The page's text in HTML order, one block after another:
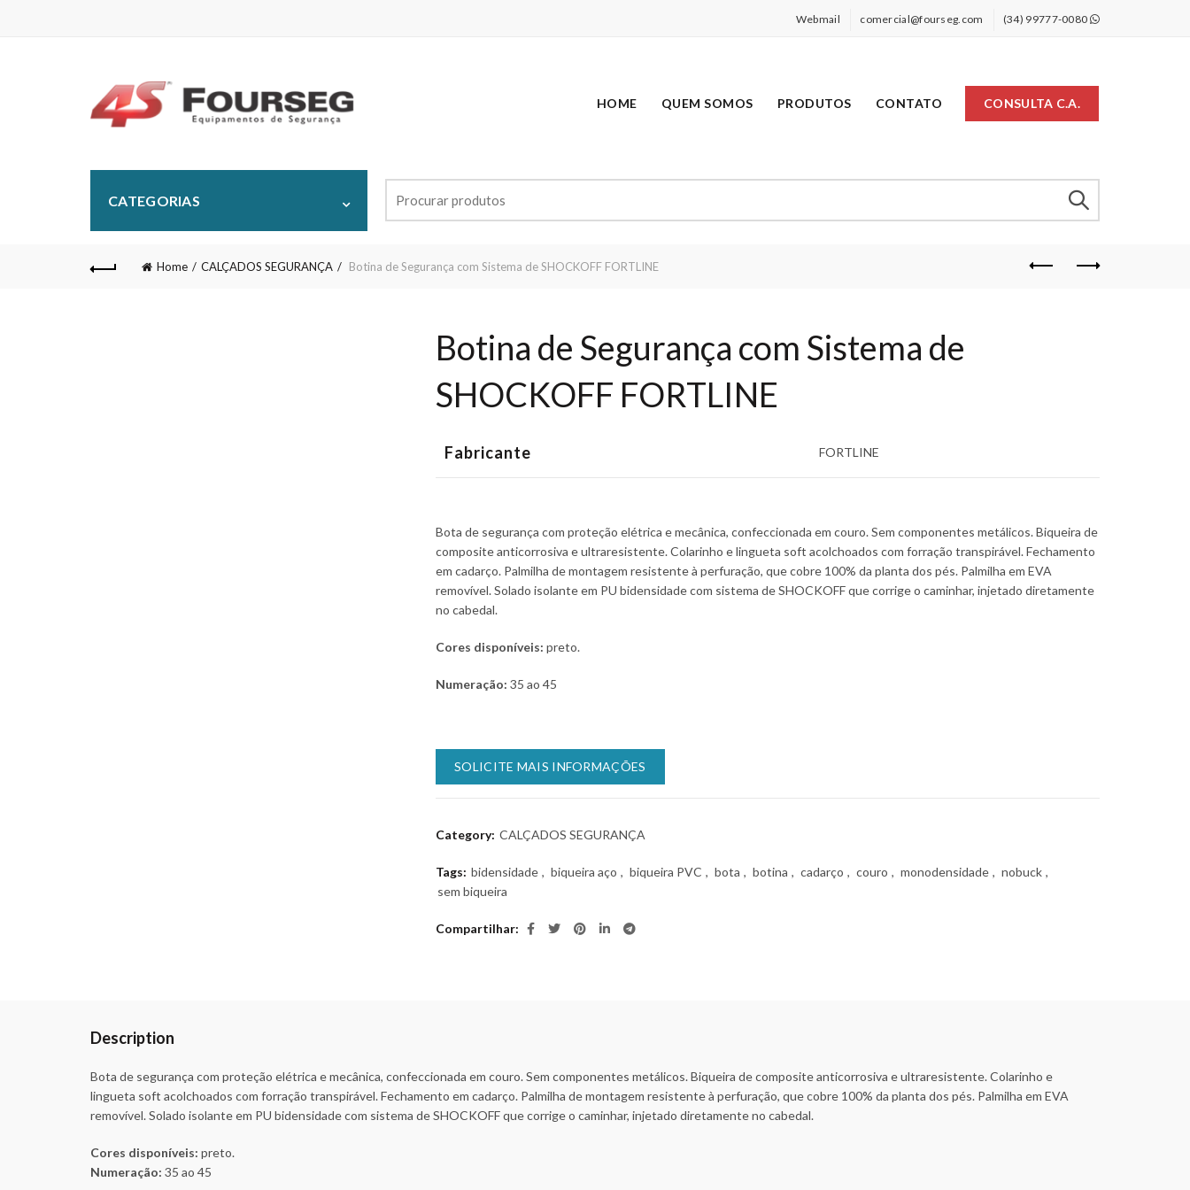
Webmail comercial@fourseg.com (34) 99777-0080
HOME QUEM SOMOS PRODUTOS CONTATO CONSULTA C.A.
CATEGORIAS
for:
Home CALÇADOS SEGURANÇA Botina de Segurança com Sistema de SHOCKOFF FORTLINE
Botina de Segurança com Sistema de
SHOCKOFF FORTLINE
Fabricante FORTLINE
Bota de segurança com proteção elétrica e mecânica, confeccionada em couro. Sem componentes metálicos. Biqueira de
composite anticorrosiva e ultraresistente. Colarinho e lingueta soft acolchoados com forração transpirável. Fechamento
em cadarço. Palmilha de montagem resistente à perfuração, que cobre 100% da planta dos pés. Palmilha em EVA
removível. Solado isolante em PU bidensidade com sistema de SHOCKOFF que corrige o caminhar, injetado diretamente
no cabedal.
Cores disponíveis: preto.
Numeração: 35 ao 45
SOLICITE MAIS INFORMAÇÕES
Category: CALÇADOS SEGURANÇA
Tags: bidensidade , biqueira aço , biqueira PVC , bota , botina , cadarço , couro , monodensidade , nobuck ,
sem biqueira
Compartilhar
Description
Bota de segurança com proteção elétrica e mecânica, confeccionada em couro. Sem componentes metálicos. Biqueira de composite anticorrosiva e ultraresistente. Colarinho e
lingueta soft acolchoados com forração transpirável. Fechamento em cadarço. Palmilha de montagem resistente à perfuração, que cobre 100% da planta dos pés. Palmilha em EVA
removível. Solado isolante em PU bidensidade com sistema de SHOCKOFF que corrige o caminhar, injetado diretamente no cabedal.
Cores disponíveis: preto.
Numeração: 35 ao 45